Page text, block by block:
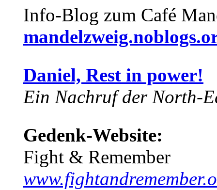
Info-Blog zum Café
Daniel, Rest in power!
Ein Nachruf der North-
Gedenk-Website:
Fight & Remember